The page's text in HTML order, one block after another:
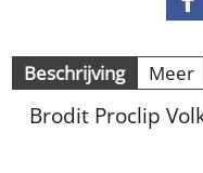
Beschrijving Meer
Brodit Proclip